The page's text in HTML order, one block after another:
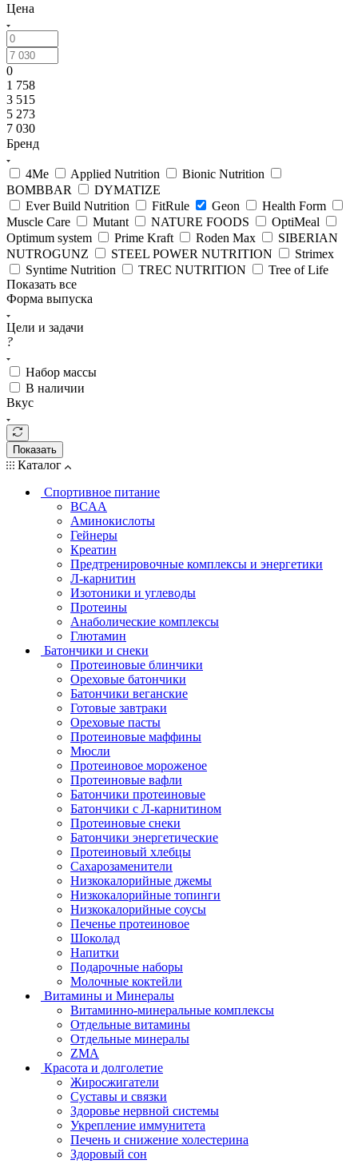
Цена
0
1 758
3 515
5 273
7 030
Бренд
4Me Applied Nutrition
Bionic Nutrition
BOMBBAR
DYMATIZE
Ever Build Nutrition
FitRule Geon
Health Form
Muscle Care
Mutant NATURE FOODS
OptiMeal
Optimum system
Prime Kraft Roden Max
SIBERIAN
NUTROGUNZ
STEEL POWER NUTRITION
Strimex
Syntime Nutrition
TREC NUTRITION
Tree of Life
Показать все
Форма выпуска
Цели и задачи
?
Набор массы
В наличии
Вкус
Показать
Каталог
Спортивное питание
BCAA
Аминокислоты
Гейнеры
Креатин
Предтренировочные комплексы и энергетики
Л-карнитин
Изотоники и углеводы
Протеины
Анаболические комплексы
Глютамин
Батончики и снеки
Протеиновые блинчики
Ореховые батончики
Батончики веганские
Готовые завтраки
Ореховые пасты
Протеиновые маффины
Мюсли
Протеиновое мороженое
Протеиновые вафли
Батончики протеиновые
Батончики с Л-карнитином
Протеиновые снеки
Батончики энергетические
Протеиновый хлебцы
Сахарозаменители
Низкокалорийные джемы
Низкокалорийные топинги
Низкокалорийные соусы
Печенье протеиновое
Шоколад
Напитки
Подарочные наборы
Молочные коктейли
Витамины и Минералы
Витаминно-минеральные комплексы
Отдельные витамины
Отдельные минералы
ZMA
Красота и долголетие
Жиросжигатели
Суставы и связки
Здоровье нервной системы
Укрепление иммунитета
Печень и снижение холестерина
Здоровый сон